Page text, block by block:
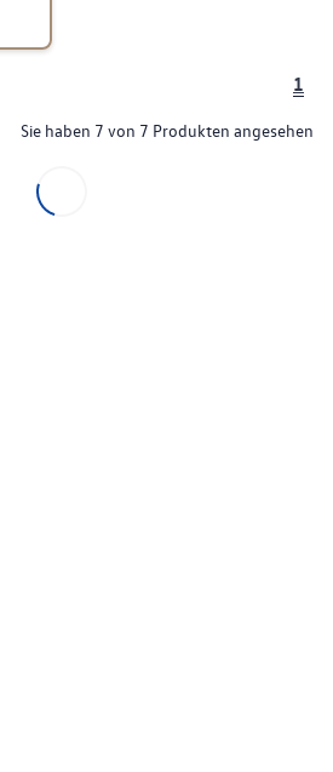
1
Sie haben 7 von 7 Produkten angesehen